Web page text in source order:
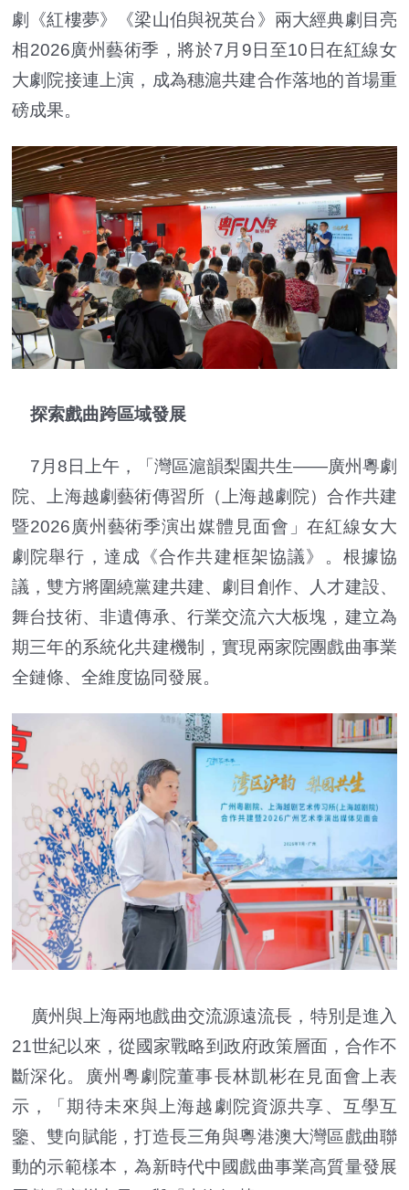
劇《紅樓夢》《梁山伯與祝英台》兩大經典劇目亮
相2026廣州藝術季，將於7月9日至10日在紅線女
大劇院接連上演，成為穗滬共建合作落地的首場重
磅成果。
探索戲曲跨區域發展
7月8日上午，「灣區滬韻梨園共生——廣州粵劇
院、上海越劇藝術傳習所（上海越劇院）合作共建
暨2026廣州藝術季演出媒體見面會」在紅線女大
劇院舉行，達成《合作共建框架協議》。根據協
議，雙方將圍繞黨建共建、劇目創作、人才建設、
舞台技術、非遺傳承、行業交流六大板塊，建立為
期三年的系統化共建機制，實現兩家院團戲曲事業
全鏈條、全維度協同發展。
廣州與上海兩地戲曲交流源遠流長，特別是進入
21世紀以來，從國家戰略到政府政策層面，合作不
斷深化。廣州粵劇院董事長林凱彬在見面會上表
示，「期待未來與上海越劇院資源共享、互學互
鑒、雙向賦能，打造長三角與粵港澳大灣區戲曲聯
動的示範樣本，為新時代中國戲曲事業高質量發展